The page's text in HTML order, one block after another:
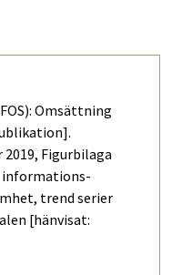
Omsättning
2019, Figurbilaga
informations-
trend serier
[hänvisat: